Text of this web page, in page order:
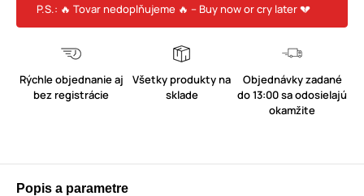
P.S.: 🔥 Tovar nedoplňujeme 🔥 – Buy now or cry later 💔
Rýchle objednanie aj
bez registrácie
Všetky produkty na
sklade
Objednávky zadané
do 13:00 sa odosielajú
okamžite
Popis a parametre